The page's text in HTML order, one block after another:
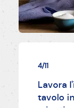
4/11
Lavora
tavolo